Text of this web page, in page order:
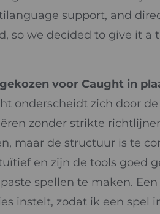
support, and
so we decided to give it a
voor Caught in
onderscheidt zich door
zonder strikte
maar de structuur is te
en zijn de tools goed
spellen te maken.
instelt, zodat ik een spel